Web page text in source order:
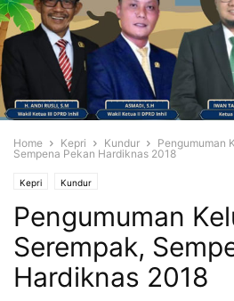
Home Kepri Kundur
Pengumuman
Sempena Pekan Hardiknas 2018
Kepri Kundur
Pengumuman
Serempak,
Hardiknas 2018